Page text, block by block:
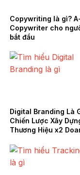
Copywriting là gì?
Copywriter cho
bắt đầu
Digital Branding Là
Chiến Lược Xây
Thương Hiệu x2